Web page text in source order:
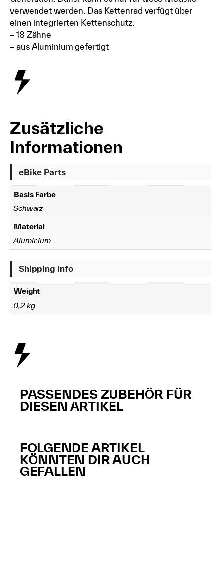
verwendet werden. Das Kettenrad verfügt über
einen integrierten Kettenschutz.
– 18 Zähne
– aus Aluminium gefertigt
Zusätzliche
Informationen
eBike Parts
Basis Farbe
Schwarz
Material
Aluminium
Shipping Info
Weight
0,2 kg
PASSENDES ZUBEHÖR FÜR
DIESEN ARTIKEL
FOLGENDE ARTIKEL
KÖNNTEN DIR AUCH
GEFALLEN​​